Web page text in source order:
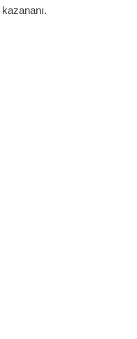
kazananı.